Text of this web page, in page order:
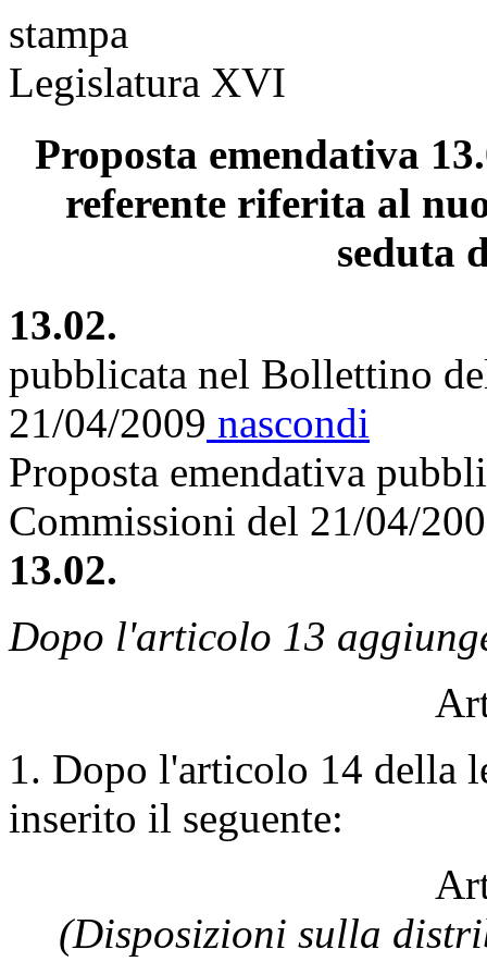
stampa
Legislatura XVI
Proposta emendativa
referente riferita al
seduta
13.02.
pubblicata nel Bollettino
21/04/2009 nascondi
Proposta emendativa
Commissioni del 21/04/
13.02.
Dopo l'articolo 13
1. Dopo l'articolo 14 della
inserito il seguente:
(Disposizioni sulla